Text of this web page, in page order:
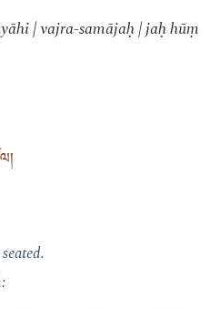
| vajra-samājaḥ | jaḥ hūṃ